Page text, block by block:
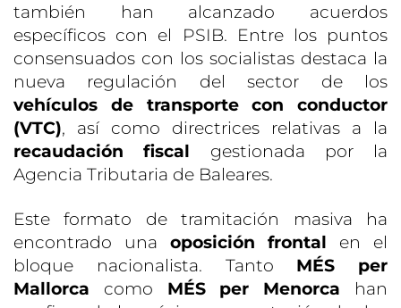
también han alcanzado acuerdos
específicos con el PSIB. Entre los puntos
consensuados con los socialistas destaca la
nueva regulación del sector de los
vehículos de transporte con conductor
(VTC), así como directrices relativas a la
recaudación fiscal gestionada por la
Agencia Tributaria de Baleares.
Este formato de tramitación masiva ha
encontrado una oposición frontal en el
bloque nacionalista. Tanto MÉS per
Mallorca como MÉS per Menorca han